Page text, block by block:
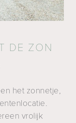
DE ZON
het zonnetje,
vrolijk